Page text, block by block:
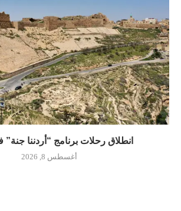
انطلاق رحلات برنامج “أردننا
أغسطس 8, 2026